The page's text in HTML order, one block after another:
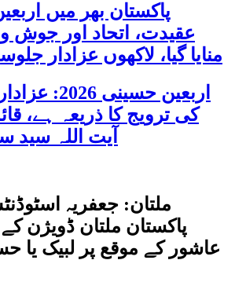
عقیدت، اتحاد اور جوش
منایا گیا، لاکھوں عزادار
اربعین
کی ترویج کا ذریعہ ہے،
آیت اللہ سید
ملتان: جعفریہ
پاکستان ملتان ڈویژن کے
عاشور کے موقع پر لبیک یا